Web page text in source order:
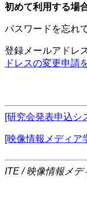
初めて利用する場
パスワードを忘れ
登録メールアドレ
ドレスの変更申請
[研究会発表申込シ
[映像情報メディア
ITE / 映像情報メデ